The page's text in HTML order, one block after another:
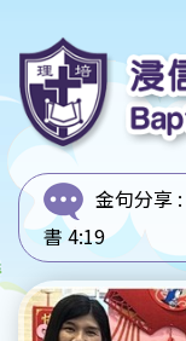
金句分享 :
書 4:19